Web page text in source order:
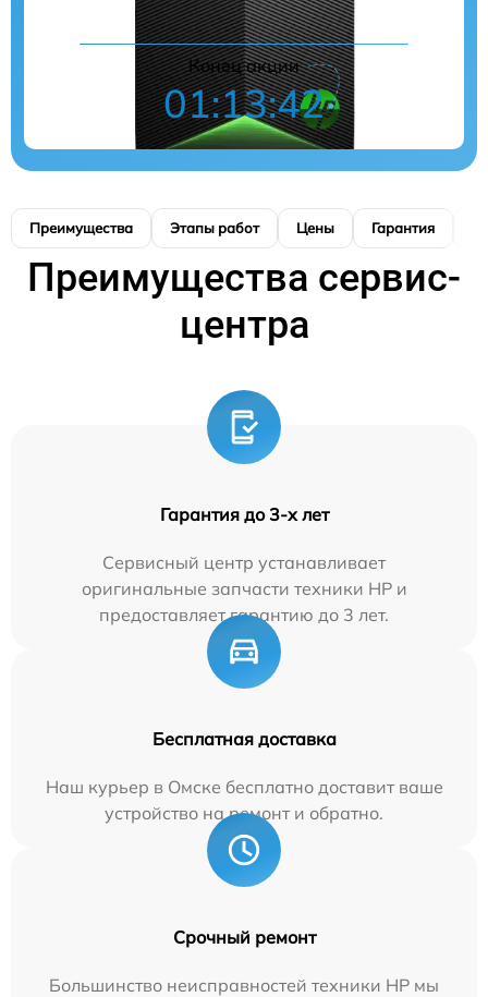
Цены на ремонт
Конец акции
01:13:41
Преимущества Этапы работ Цены Гарантия
Преимущества сервис-
центра
Гарантия до 3-х лет
Сервисный центр устанавливает
оригинальные запчасти техники HP и
предоставляет гарантию до 3 лет.
Бесплатная доставка
Наш курьер в Омске бесплатно доставит ваше
устройство на ремонт и обратно.
Срочный ремонт
Большинство неисправностей техники HP мы